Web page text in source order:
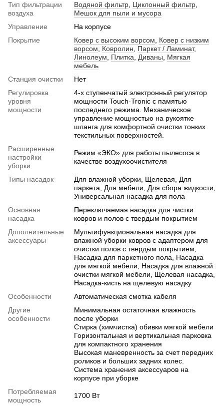
Тип фильтрации
воздуха
Водяной фильтр Циклонный фильтр
Мешок для пыли и мусора
Управление
На корпусе
Покрытие
Ковер с высоким ворсом
Ковер с низким
ворсом
Ковролин Паркет / Ламинат,
Линолеум
Плитка Диваны
Мягкая
мебель
Станция очистки
Нет
Регулировка
уровня
мощности
4-х ступенчатый электронный регулятор
мощности Touch-Tronic с памятью
последнего режима. Механическое
управление мощностью на рукоятке
шланга для комфортной очистки тонких
текстильных поверхностей.
Расширенные
настройки
уборки
Режим «ЭКО» для работы пылесоса в
качестве воздухоочистителя
Типы насадок
Для влажной уборки, Щелевая, Для
паркета, Для мебели, Для сбора жидкости,
Универсальная насадка для пола
Основная
насадка
Переключаемая насадка для чистки
ковров и полов с твердым покрытием
Дополнительные
аксессуары
Мультифункциональная насадка для
влажной уборки ковров с адаптером для
очистки полов с твердым покрытием,
Насадка для паркетного пола, Насадка
для мягкой мебели, Насадка для влажной
очистки мягкой мебели, Щелевая насадка,
Насадка-кисть на щелевую насадку
Особенности
Автоматическая смотка кабеля
Другие
особенности
Минимальная остаточная влажность
после уборки
Стирка (химчистка) обивки мягкой мебели
Горизонтальная и вертикальная парковка
для компактного хранения
Высокая маневренность за счет передних
роликов и больших задних колес.
Система хранения аксессуаров на
корпусе при уборке
Потребляемая
мощность
1700 Вт